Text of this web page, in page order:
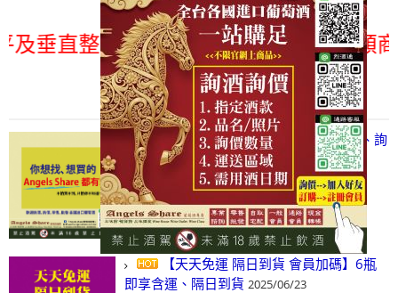
直整合、一次購足」各國進口酒類商
總覽-促銷&活動
all events
【凡酒問Angels Share】線上選酒、詢
(尋)酒、詢價、零售、批發，看這裡!
2024/03/01
【天天免運 隔日到貨 會員加碼】6瓶
即享含運、隔日到貨 2025/06/23